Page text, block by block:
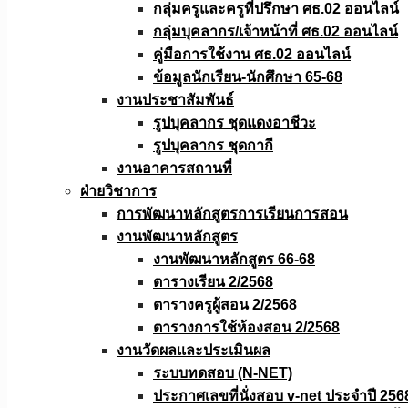
กลุ่มครูและครูที่ปรึกษา ศธ.02 ออนไลน์
กลุ่มบุคลากร/เจ้าหน้าที่ ศธ.02 ออนไลน์
คู่มือการใช้งาน ศธ.02 ออนไลน์
ข้อมูลนักเรียน-นักศึกษา 65-68
งานประชาสัมพันธ์
รูปบุคลากร ชุดแดงอาชีวะ
รูปบุคลากร ชุดกากี
งานอาคารสถานที่
ฝ่ายวิชาการ
การพัฒนาหลักสูตรการเรียนการสอน
งานพัฒนาหลักสูตร
งานพัฒนาหลักสูตร 66-68
ตารางเรียน 2/2568
ตารางครูผู้สอน 2/2568
ตารางการใช้ห้องสอน 2/2568
งานวัดผลเเละประเมินผล
ระบบทดสอบ (N-NET)
ประกาศเลขที่นั่งสอบ v-net ประจำปี